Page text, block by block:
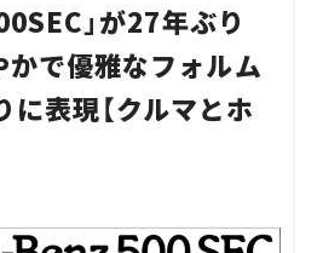
」が27年ぶり
かで優雅なフォルム
表現【クルマとホ